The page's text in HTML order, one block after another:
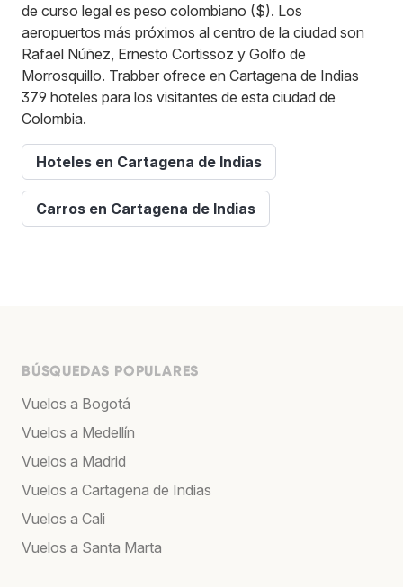
de curso legal es peso colombiano ($). Los
aeropuertos más próximos al centro de la ciudad son
Rafael Núñez, Ernesto Cortissoz y Golfo de
Morrosquillo. Trabber ofrece en Cartagena de Indias
379 hoteles para los visitantes de esta ciudad de
Colombia.
Hoteles en Cartagena de Indias
Carros en Cartagena de Indias
BÚSQUEDAS POPULARES
Vuelos a Bogotá
Vuelos a Medellín
Vuelos a Madrid
Vuelos a Cartagena de Indias
Vuelos a Cali
Vuelos a Santa Marta